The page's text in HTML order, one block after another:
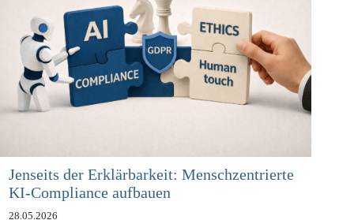
Jenseits der Erklärbarkeit: Menschzentrierte
KI-Compliance aufbauen